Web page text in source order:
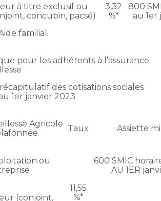
à titre exclusif ou
concubin, pacsé)
familial
3,32
%*
800
au 1er
pour les adhérents à l’assurance
des cotisations sociales
au 1er janvier 2023
Agricole Taux Assiette
ou
11,55
%*
600 SMIC
AU 1ER
(conjoint,